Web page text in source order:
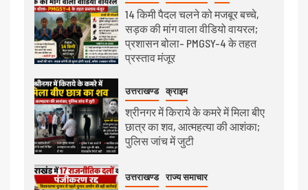
14 किमी पैदल चलने को मजबूर बच्चे,
सड़क की मांग वाला वीडियो वायरल;
प्रशासन बोला- PMGSY-4 के तहत
प्रस्ताव मंजूर
उत्तराखण्ड क्राइम
श्रीनगर में किराये के कमरे में मिला बीए
छात्र का शव, आत्महत्या की आशंका;
पुलिस जांच में जुटी
उत्तराखण्ड राज्य समाचार